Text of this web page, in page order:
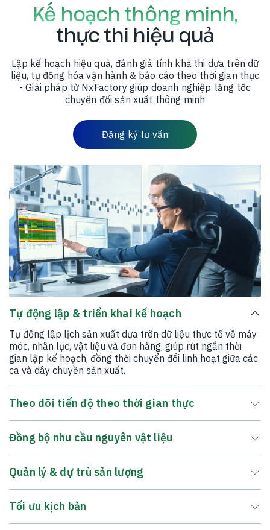
Kế hoạch thông minh,
thực thi hiệu quả
Lập kế hoạch hiệu quả, đánh giá tính khả thi dựa trên dữ
liệu, tự động hóa vận hành & báo cáo theo thời gian thực
- Giải pháp từ NxFactory giúp doanh nghiệp tăng tốc
chuyển đổi sản xuất thông minh
Đăng ký tư vấn
Tự động lập & triển khai kế hoạch
Tự động lập lịch sản xuất dựa trên dữ liệu thực tế về máy
móc, nhân lực, vật liệu và đơn hàng, giúp rút ngắn thời
gian lập kế hoạch, đồng thời chuyển đổi linh hoạt giữa các
ca và dây chuyền sản xuất.
Theo dõi tiến độ theo thời gian thực
Đồng bộ nhu cầu nguyên vật liệu
Quản lý & dự trù sản lượng
Tối ưu kịch bản